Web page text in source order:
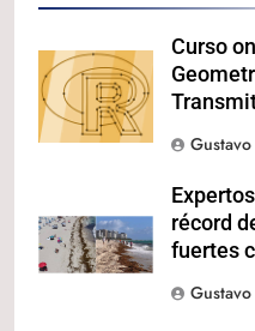
Curso
Gustavo
récord
fuertes
Gustavo